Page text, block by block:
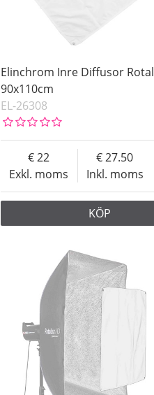
Elinchrom Inre Diffusor
90x110cm
EL-26308
Exkl. moms
22
Inkl. moms
27.50
KÖP